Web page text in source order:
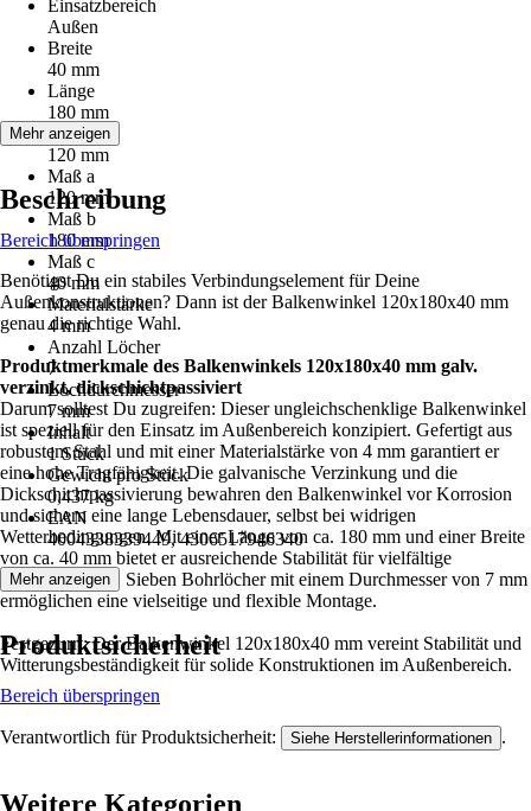
Einsatzbereich
Außen
Breite
40 mm
Länge
180 mm
Tiefe
120 mm
Maß a
120 mm
Maß b
180 mm
Maß c
40 mm
Materialstärke
4 mm
Anzahl Löcher
7
Lochdurchmesser
7 mm
Inhalt
1 Stück
Gewicht pro Stück
0,437 kg
EAN
4004338339449, 4306517946340
Mehr anzeigen
Beschreibung
Bereich überspringen
Benötigst Du ein stabiles Verbindungselement für Deine
Außenkonstruktionen? Dann ist der Balkenwinkel 120x180x40 mm
genau die richtige Wahl.
Produktmerkmale des Balkenwinkels 120x180x40 mm galv.
verzinkt, dickschichtpassiviert
Darum solltest Du zugreifen: Dieser ungleichschenklige Balkenwinkel
ist speziell für den Einsatz im Außenbereich konzipiert. Gefertigt aus
robustem Stahl und mit einer Materialstärke von 4 mm garantiert er
eine hohe Tragfähigkeit. Die galvanische Verzinkung und die
Dickschichtpassivierung bewahren den Balkenwinkel vor Korrosion
und sichern eine lange Lebensdauer, selbst bei widrigen
Wetterbedingungen. Mit einer Länge von ca. 180 mm und einer Breite
von ca. 40 mm bietet er ausreichende Stabilität für vielfältige
Konstruktionen. Sieben Bohrlöcher mit einem Durchmesser von 7 mm
ermöglichen eine vielseitige und flexible Montage.
Festgezurrt: Der Balkenwinkel 120x180x40 mm vereint Stabilität und
Witterungsbeständigkeit für solide Konstruktionen im Außenbereich.
Mehr anzeigen
Produktsicherheit
Bereich überspringen
Verantwortlich für Produktsicherheit: Siehe Herstellerinformationen .
Weitere Kategorien